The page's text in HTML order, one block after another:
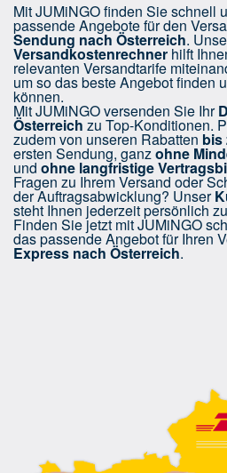
Mit JUMiNGO finden Sie schnell
passende Angebote für den
Sendung nach Österreich.
Versandkostenrechner hilft
relevanten Versandtarife
um so das beste Angebot finden
können.
Mit JUMiNGO versenden Sie Ihr
Österreich zu Top-Konditionen.
zudem von unseren Rabatten bis
ersten Sendung, ganzohne
und ohne langfristige
Fragen zu Ihrem Versand oder
der Auftragsabwicklung? Unser
steht Ihnen jederzeit persönlich
Finden Sie jetzt mit JUMiNGO
das passende Angebot für Ihren
Express nach Österreich.